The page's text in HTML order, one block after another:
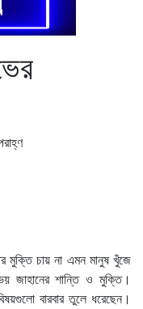
মুক্তি চায় না এমন মানুষ খুঁজে
জাহানের শান্তি ও মুক্তি।
বারবার তুলে ধরেছেন।